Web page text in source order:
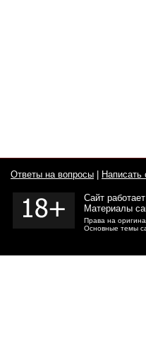
Ответы на вопросы Написать
Сайт
Материалы
Права на
Основные темы